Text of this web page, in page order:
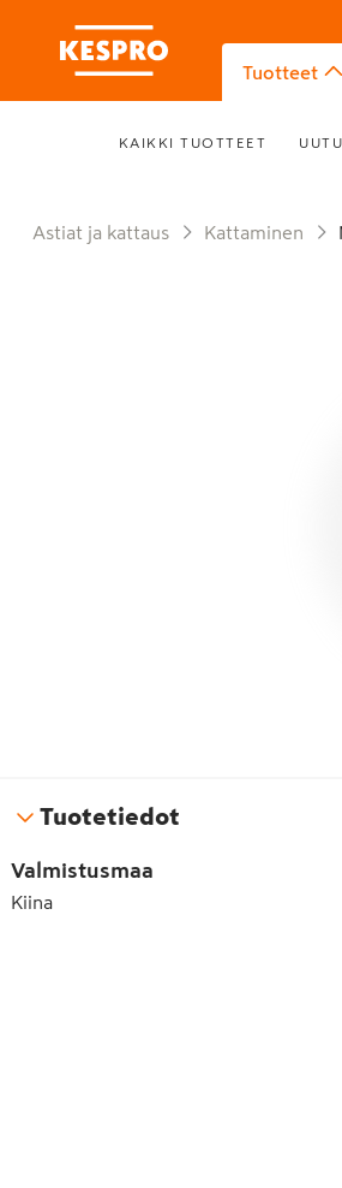
Tuotteet
KAIKKI TUOTTEET
Astiat ja kattaus Kattaminen
Tuotetiedot
Valmistusmaa
Kiina